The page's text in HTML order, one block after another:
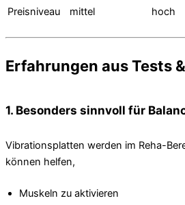
Preisniveau mittel hoch
Erfahrungen aus Tests
1. Besonders sinnvoll für
Vibrationsplatten werden im Reha-
können helfen,
Muskeln zu aktivieren